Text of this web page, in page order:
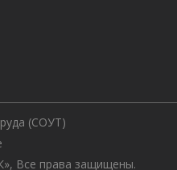
(СОУТ)
Все права защищены.